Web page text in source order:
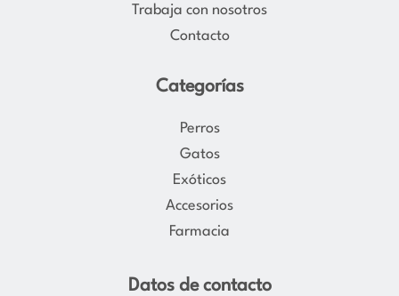
Trabaja con nosotros
Contacto
Categorías
Perros
Gatos
Exóticos
Accesorios
Farmacia
Datos de contacto